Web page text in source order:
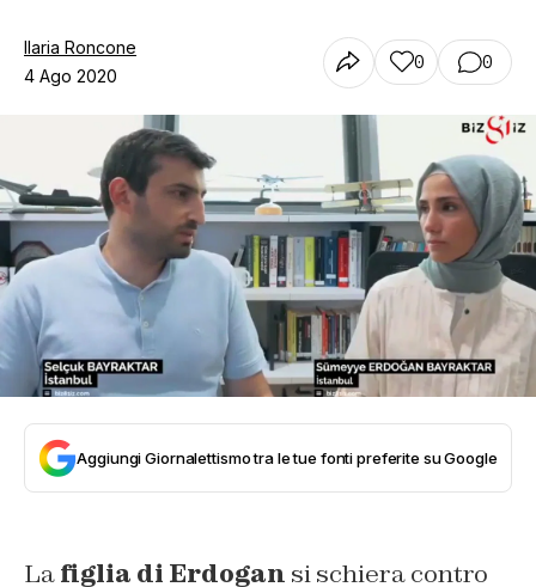
Contatti
Ilaria Roncone
4 Ago 2020
0 0
Aggiungi Giornalettismo tra le tue fonti preferite su Google
Lafiglia di Erdogan si schiera contro